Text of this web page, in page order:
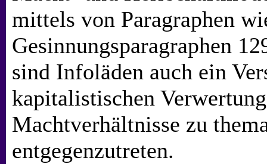
mittels von Paragraphen
Gesinnungsparagraphen
sind Infoläden auch ein
kapitalistischen
Machtverhältnisse zu
entgegenzutreten.